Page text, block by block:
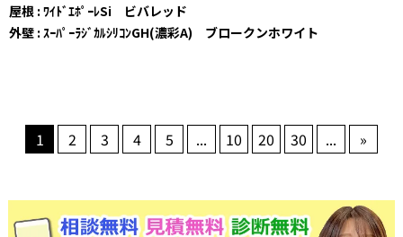
屋根 : ﾜｲﾄﾞｴﾎﾟｰﾚSi ビバレッド
外壁 : ｽｰﾊﾟｰﾗｼﾞｶﾙｼﾘｺﾝGH(濃彩A) ブロークンホワイト
1 2 3 4 5 ... 10 20 30 ... »